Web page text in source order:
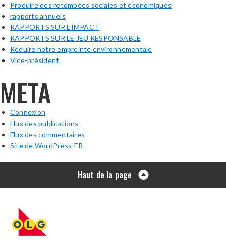
Produire des retombées sociales et économiques
rapports annuels
RAPPORTS SUR L’IMPACT
RAPPORTS SUR LE JEU RESPONSABLE
Réduire notre empreinte environnementale
Vice-président
META
Connexion
Flux des publications
Flux des commentaires
Site de WordPress-FR
Haut de la page